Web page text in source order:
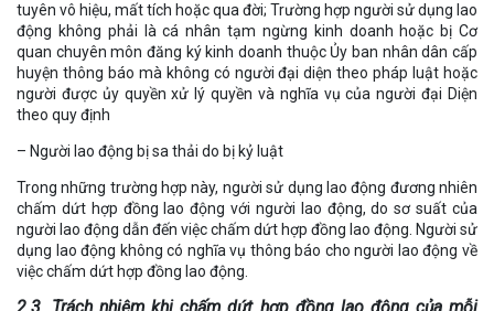
tuyên vô hiệu, mất tích hoặc qua đời; Trường hợp người sử dụng lao
động không phải là cá nhân tạm ngừng kinh doanh hoặc bị Cơ
quan chuyên môn đăng ký kinh doanh thuộc Ủy ban nhân dân cấp
huyện thông báo mà không có người đại diện theo pháp luật hoặc
người được ủy quyền xử lý quyền và nghĩa vụ của người đại Diện
theo quy định
– Người lao động bị sa thải do bị kỷ luật
Trong những trường hợp này, người sử dụng lao động đương nhiên
chấm dứt hợp đồng lao động với người lao động, do sơ suất của
người lao động dẫn đến việc chấm dứt hợp đồng lao động. Người sử
dụng lao động không có nghĩa vụ thông báo cho người lao động về
việc chấm dứt hợp đồng lao động.